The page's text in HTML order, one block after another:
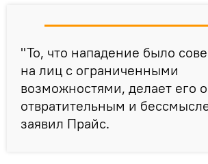
"То, что нападение было
на лиц с ограниченными
возможностями, делает его
отвратительным и
заявил Прайс.